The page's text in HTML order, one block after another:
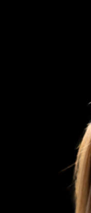
S kým se